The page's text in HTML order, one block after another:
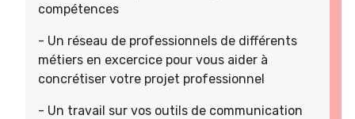
compétences
- Un réseau de professionnels de différents
métiers en excercice pour vous aider à
concrétiser votre projet professionnel
- Un travail sur vos outils de communication